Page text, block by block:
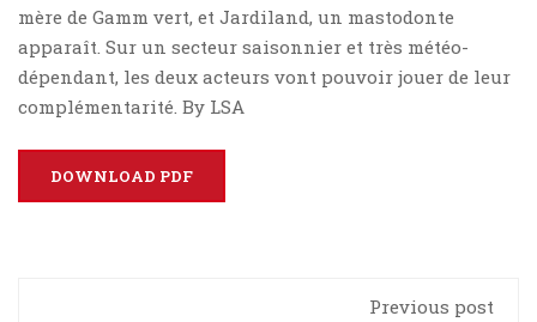
mère de Gamm vert, et Jardiland, un mastodonte
apparaît. Sur un secteur saisonnier et très météo-
dépendant, les deux acteurs vont pouvoir jouer de leur
complémentarité. By LSA
DOWNLOAD PDF
Previous post